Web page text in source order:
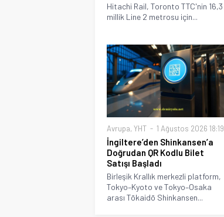
Hitachi Rail, Toronto TTC'nin 16,3
millik Line 2 metrosu için...
Avrupa, YHT 1 Ağustos 2026 18:19
İngiltere’den Shinkansen’a
Doğrudan QR Kodlu Bilet
Satışı Başladı
Birleşik Krallık merkezli platform,
Tokyo–Kyoto ve Tokyo–Osaka
arası Tōkaidō Shinkansen...